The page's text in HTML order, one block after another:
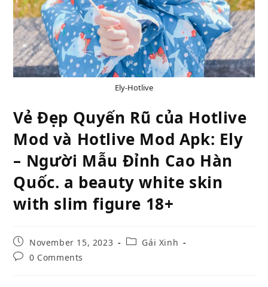
Ely-Hotlive
Vẻ Đẹp Quyến Rũ của Hotlive
Mod và Hotlive Mod Apk: Ely
– Người Mẫu Đỉnh Cao Hàn
Quốc. a beauty white skin
with slim figure 18+
Post
published:
November 15, 2023
PostGái Xinh
Post0 Comments